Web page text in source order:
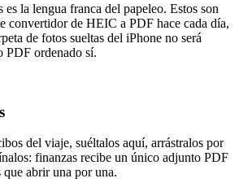
la lengua franca del papeleo. Estos son
convertidor de HEIC a PDF hace cada día,
de fotos sueltas del iPhone no será
PDF ordenado sí.
del viaje, suéltalos aquí, arrástralos por
finanzas recibe un único adjunto PDF
abrir una por una.